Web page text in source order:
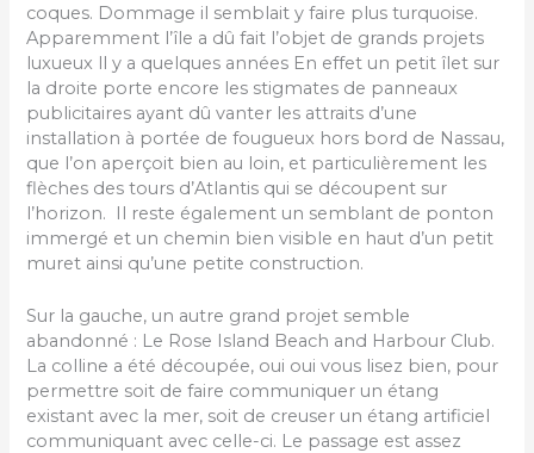
coques. Dommage il semblait y faire plus turquoise.
Apparemment l’île a dû fait l’objet de grands projets
luxueux ll y a quelques années En effet un petit îlet sur
la droite porte encore les stigmates de panneaux
publicitaires ayant dû vanter les attraits d’une
installation à portée de fougueux hors bord de Nassau,
que l’on aperçoit bien au loin, et particulièrement les
flèches des tours d’Atlantis qui se découpent sur
l’horizon. Il reste également un semblant de ponton
immergé et un chemin bien visible en haut d’un petit
muret ainsi qu’une petite construction.
Sur la gauche, un autre grand projet semble
abandonné : Le Rose Island Beach and Harbour Club.
La colline a été découpée, oui oui vous lisez bien, pour
permettre soit de faire communiquer un étang
existant avec la mer, soit de creuser un étang artificiel
communiquant avec celle-ci. Le passage est assez